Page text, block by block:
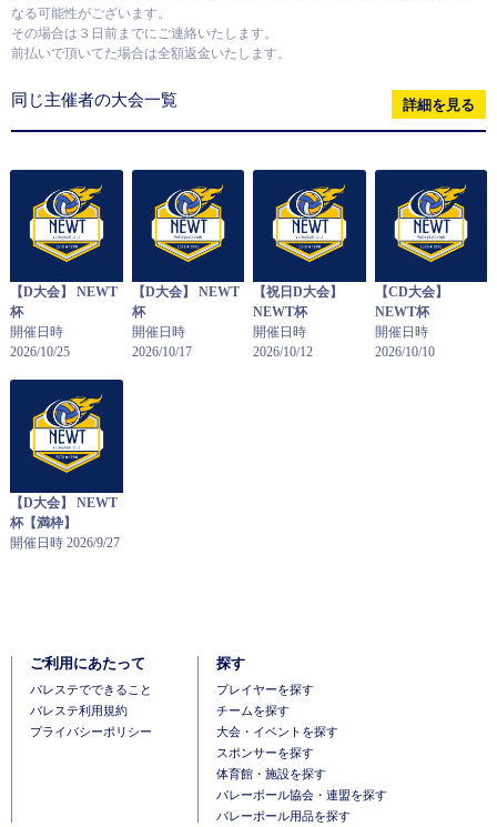
なる可能性がございます。
その場合は３日前までにご連絡いたします。
前払いで頂いてた場合は全額返金いたします。
同じ主催者の大会一覧 詳細を見る
【D大会】 NEWT
杯
開催日時
2026/10/25
【D大会】 NEWT
杯
開催日時
2026/10/17
【祝日D大会】
NEWT杯
開催日時
2026/10/12
【CD大会】
NEWT杯
開催日時
2026/10/10
【D大会】 NEWT
杯【満枠】
開催日時 2026/9/27
ご利用にあたって
バレステでできること
バレステ利用規約
プライバシーポリシー
探す
プレイヤーを探す
チームを探す
大会・イベントを探す
スポンサーを探す
体育館・施設を探す
バレーボール協会・連盟を探す
バレーボール用品を探す